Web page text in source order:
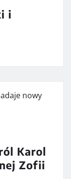
i
Karol
Zofii